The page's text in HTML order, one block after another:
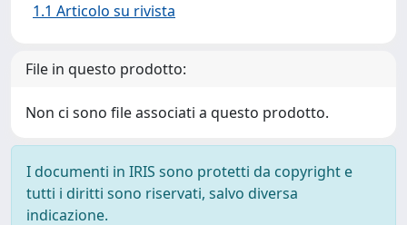
1.1 Articolo su rivista
File in questo prodotto:
Non ci sono file associati a questo prodotto.
I documenti in IRIS sono protetti da copyright e
tutti i diritti sono riservati, salvo diversa
indicazione.